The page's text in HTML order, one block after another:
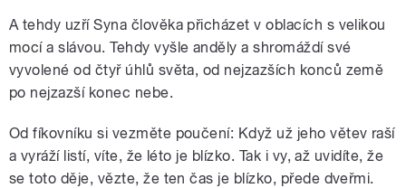
A tehdy uzří Syna člověka přicházet v oblacích s velikou
mocí a slávou. Tehdy vyšle anděly a shromáždí své
vyvolené od čtyř úhlů světa, od nejzazších konců země
po nejzazší konec nebe.
Od fíkovníku si vezměte poučení: Když už jeho větev raší
a vyráží listí, víte, že léto je blízko. Tak i vy, až uvidíte, že
se toto děje, vězte, že ten čas je blízko, přede dveřmi.